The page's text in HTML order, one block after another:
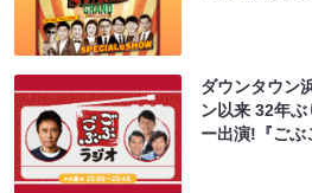
ダウンタウン
ン以来 32年
ー出演!『ご